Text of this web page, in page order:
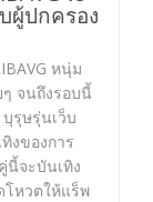
ผู้ปกครอง
หนุ่ม
จนถึงรอบนี้
รุษรุ่นเว็บ
งของการ
นี้จะบันเทิง
โหวตให้แร็พ